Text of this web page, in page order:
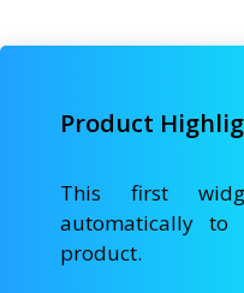
Product
This first
automatically to
product.